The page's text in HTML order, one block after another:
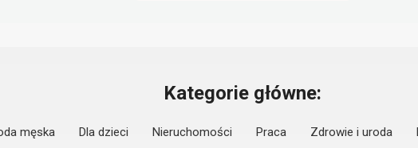
Kategorie główne:
męska Dla dzieci Nieruchomości Praca Zdrowie i uroda